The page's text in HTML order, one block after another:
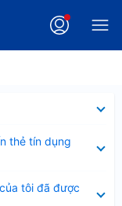
thẻ tín dụng
tôi đã được